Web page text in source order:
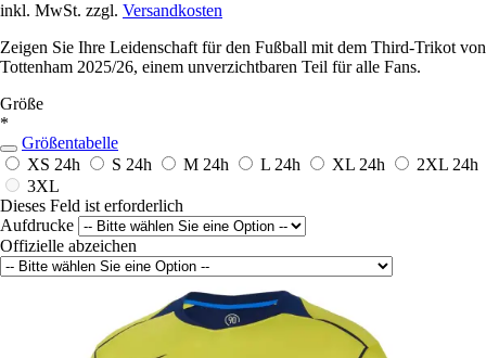
inkl. MwSt. zzgl. Versandkosten
Zeigen Sie Ihre Leidenschaft für den Fußball mit dem Third-Trikot von
Tottenham 2025/26, einem unverzichtbaren Teil für alle Fans.
Größe
*
Größentabelle
XS 24h S 24h M 24h L 24h XL 24h 2XL 24h
3XL
Dieses Feld ist erforderlich
Aufdrucke
Offizielle abzeichen